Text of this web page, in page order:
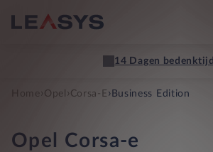
14 Dagen bedenktijd
Home › Opel › Corsa-E › Business Edition
Opel Corsa-e